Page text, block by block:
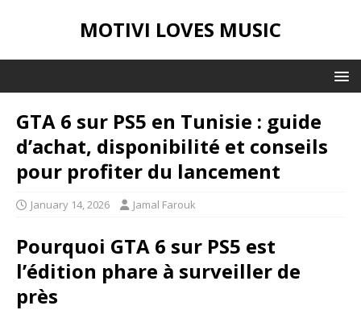
MOTIVI LOVES MUSIC
GTA 6 sur PS5 en Tunisie : guide
d’achat, disponibilité et conseils
pour profiter du lancement
January 14, 2026 Jamal Farouk
Pourquoi GTA 6 sur PS5 est
l’édition phare à surveiller de
près